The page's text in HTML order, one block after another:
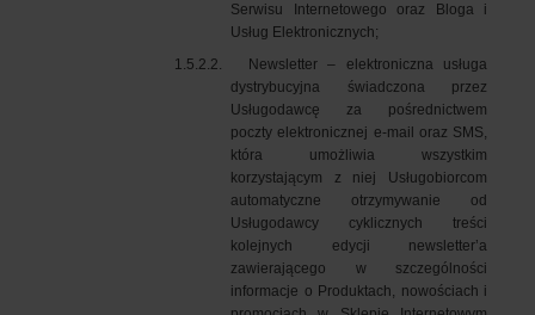
Serwisu Internetowego oraz Bloga i
Usług Elektronicznych;
1.5.2.2.
Newsletter – elektroniczna usługa
dystrybucyjna świadczona przez
Usługodawcę za pośrednictwem
poczty elektronicznej e-mail oraz SMS,
która umożliwia wszystkim
korzystającym z niej Usługobiorcom
automatyczne otrzymywanie od
Usługodawcy cyklicznych treści
kolejnych edycji newsletter’a
zawierającego w szczególności
informacje o Produktach, nowościach i